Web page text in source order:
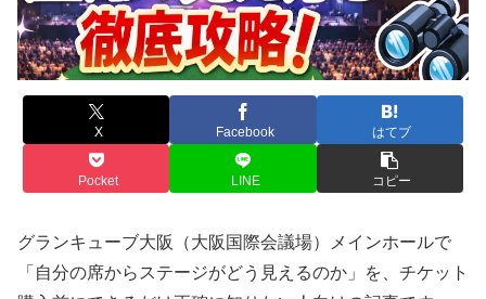
X Facebook はてブ
Pocket LINE コピー
グランキューブ大阪（大阪国際会議場）メインホールで
「自分の席からステージがどう見えるのか」を、チケット